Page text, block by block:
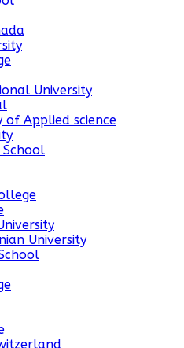
University
of Applied science
School
University